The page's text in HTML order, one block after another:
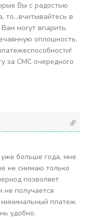
Вы с радостью
то…вчитывайтесь в
могут впарить
оплошность,
за СМС очередного
больше года, мне
не снимаю только
позволяет
не получается
минимальный платеж
удобно.